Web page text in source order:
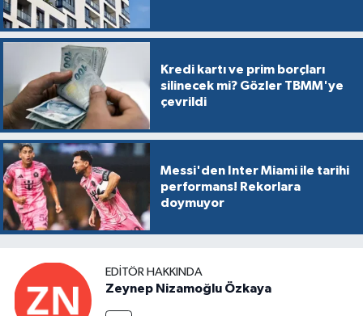
Kredi kartı ve prim borçları
silinecek mi? Gözler TBMM'ye
çevrildi
Messi'den Inter Miami ile tarihi
performans! Rekorlara
doymuyor
EDITÖR HAKKINDA
Zeynep Nizamoğlu Özkaya